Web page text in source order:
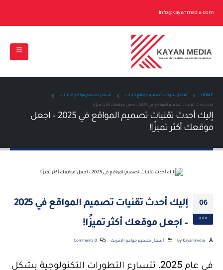
info@kayanmedia.com
HOME أفضل شركات تصميم مواقع انترنت أسعار تصميم مواقع الانترنت
إليك أحدث تقنيات تصميم المواقع في 2025 – اجعل موقعك أكثر تميزًا!
إليك أحدث تقنيات تصميم المواقع في 2025 – اجعل
موقعك أكثر تميزًا!
06
مايو
إليك أحدث تقنيات تصميم المواقع في 2025
– اجعل موقعك أكثر تميزًا!
By Kayanmedia أسعار تصميم مواقع الانترنت 0 Comments
في عام 2025، تتسارع التطورات التكنولوجية بشكل